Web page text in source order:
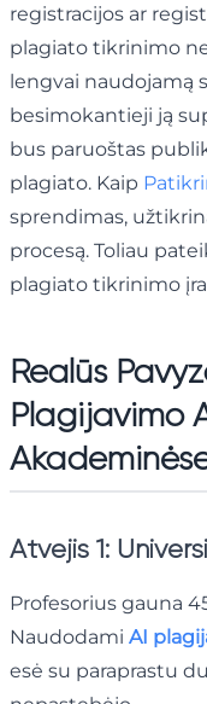
registracijos ar
plagiato tikrinimo
lengvai naudojamą
besimokantieji ją
bus paruoštas
plagiato. Kaip
sprendimas,
procesą. Toliau
plagiato tikrinimo
Realūs
Plagijavimo
Atvejis 1:
Profesorius gauna
Naudodami AI
esė su paraprastu